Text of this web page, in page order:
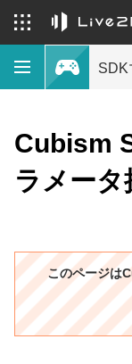
SDK
Cubism
ラメー
このページは